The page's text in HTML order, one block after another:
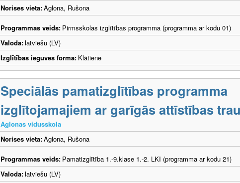
Norises vieta:Aglona, Rušona
Programmas veids: Pirmsskolas izglītības programma (programma ar kodu 01)
Valoda:latviešu (LV)
Izglītības ieguves forma: Klātiene
Speciālās pamatizglītības programma
izglītojamajiem ar garīgās attīstības
Aglonas vidusskola
Norises vieta:Aglona, Rušona
Programmas veids: Pamatizglītība 1.-9.klase 1.-2. LKI (programma ar kodu 21)
Valoda:latviešu (LV)